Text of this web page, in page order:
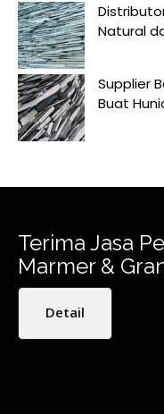
Natural
Supplier
Buat
Terima Jasa
Marmer &
Detail